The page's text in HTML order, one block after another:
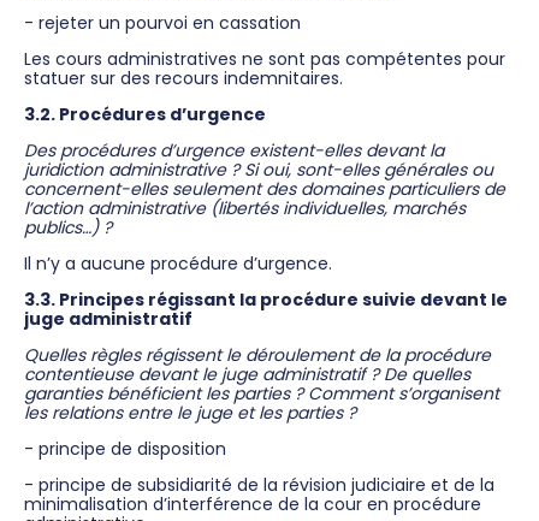
- rejeter un pourvoi en cassation
Les cours administratives ne sont pas compétentes pour
statuer sur des recours indemnitaires.
3.2. Procédures d’urgence
Des procédures d’urgence existent-elles devant la
juridiction administrative ? Si oui, sont-elles générales ou
concernent-elles seulement des domaines particuliers de
l’action administrative (libertés individuelles, marchés
publics…) ?
Il n’y a aucune procédure d’urgence.
3.3. Principes régissant la procédure suivie devant le
juge administratif
Quelles règles régissent le déroulement de la procédure
contentieuse devant le juge administratif ? De quelles
garanties bénéficient les parties ? Comment s’organisent
les relations entre le juge et les parties ?
- principe de disposition
- principe de subsidiarité de la révision judiciaire et de la
minimalisation d’interférence de la cour en procédure